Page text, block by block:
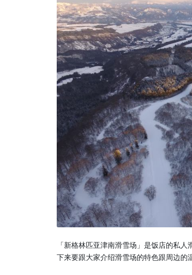
「新格林匹亚津南滑雪场」是饭店的私
下来要跟大家介绍滑雪场的特色跟周边的